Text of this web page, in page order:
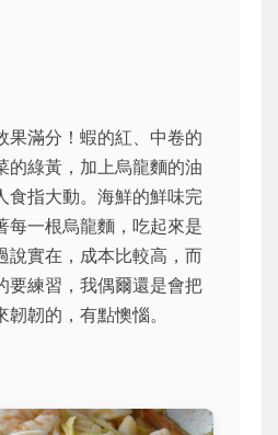
果滿分！蝦的紅、中卷的
的綠黃，加上烏龍麵的油
食指大動。海鮮的鮮味完
每一根烏龍麵，吃起來是
說實在，成本比較高，而
要練習，我偶爾還是會把
韌的，有點懊惱。